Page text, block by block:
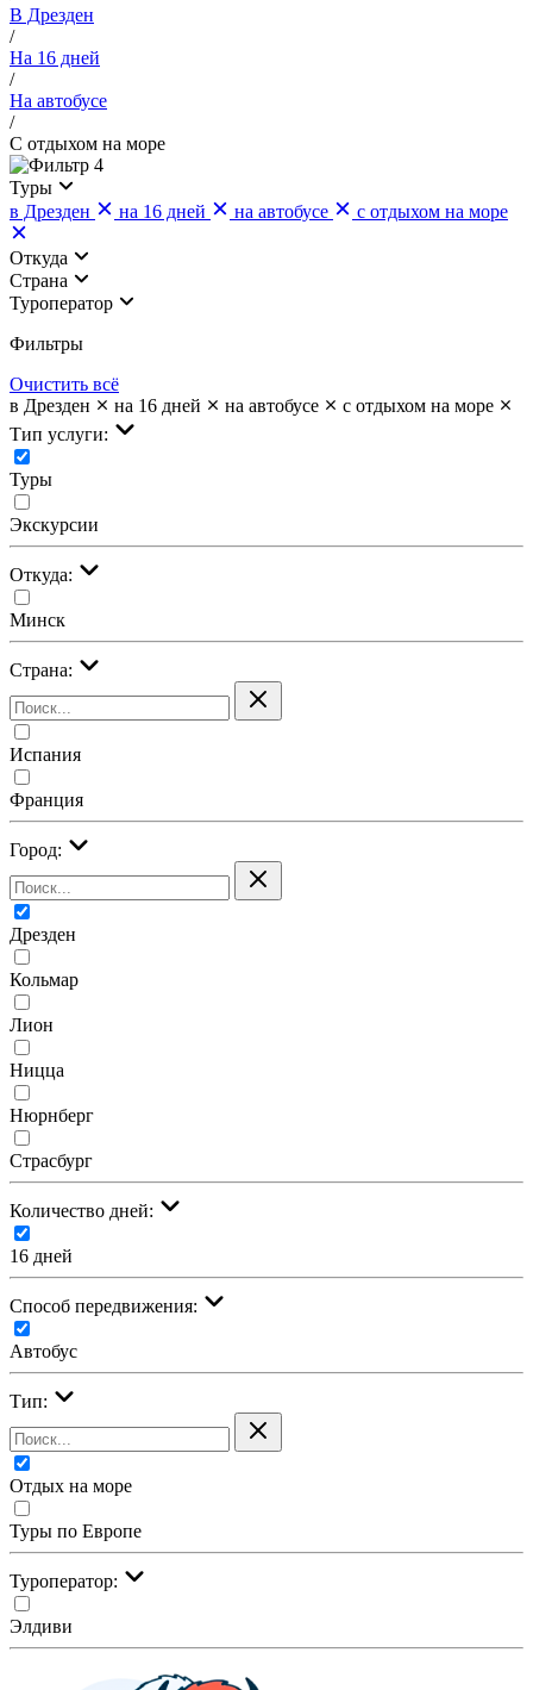
В Дрезден
/
На 16 дней
/
На автобусе
/
С отдыхом на море
4
Туры
в Дрезден
на 16 дней на автобусе с отдыхом на море
Откуда
Страна
Туроператор
Фильтры
Очистить всё
в Дрезден
на 16 дней на автобусе
с отдыхом на море
Тип услуги:
Туры
Экскурсии
Откуда:
Минск
Страна:
Испания
Франция
Город:
Дрезден
Кольмар
Лион
Ницца
Нюрнберг
Страсбург
Количество дней:
16 дней
Cпособ передвижения:
Автобус
Тип:
Отдых на море
Туры по Европе
Туроператор:
Элдиви